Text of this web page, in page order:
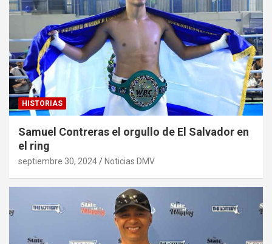
HISTORIAS
Samuel Contreras el orgullo de El Salvador en
el ring
septiembre 30, 2024 Noticias DMV